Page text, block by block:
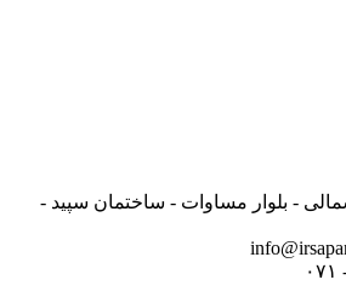
- بلوار مساوات - ساختمان سپید -